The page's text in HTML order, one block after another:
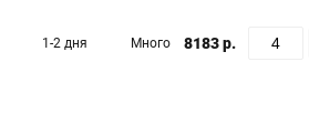
1-2 дня Много 8183 р.